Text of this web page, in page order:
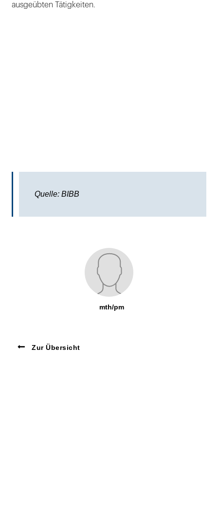
ausgeübten Tätigkeiten.
Quelle: BIBB
mth/pm
Zur Übersicht